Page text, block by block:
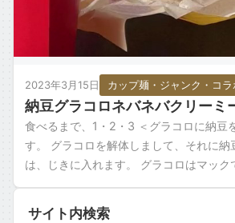
2023年3月15日 カップ麺・ジャンク・コラ
納豆グラコロネバネバクリーミ
食べるまで、1・2・3 ＜グラコロに納豆
す。 グラコロを解体しまして、それに納
は、じきに入れます。 グラコロはマック
サイト内検索